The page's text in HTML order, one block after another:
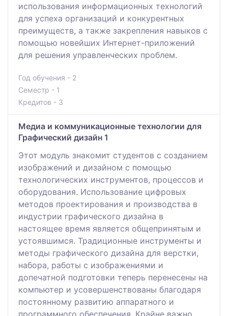
использования информационных технологий
для успеха организаций и конкурентных
преимуществ, а также закрепления навыков с
помощью новейших Интернет-приложений
для решения управленческих проблем.
Год обучения - 2
Семестр - 1
Кредитов - 3
Медиа и коммуникационные технологии для
Графический дизайн 1
Этот модуль знакомит студентов с созданием
изображений и дизайном с помощью
технологических инструментов, процессов и
оборудования. Использование цифровых
методов проектирования и производства в
индустрии графического дизайна в
настоящее время является общепринятым и
устоявшимся. Традиционные инструменты и
методы графического дизайна для верстки,
набора, работы с изображениями и
допечатной подготовки теперь перенесены на
компьютер и усовершенствованы благодаря
постоянному развитию аппаратного и
программного обеспечения. Крайне важно,